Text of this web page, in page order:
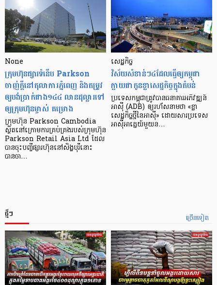
None
ក្រុមហ៊ុនផ្សារទំនើប Parkson
ចាញ់ក្ដីនៅតុលាការភ្នំពេញ និងតម្រូវ
ឲ្យបង់ប្រាក់ជាង១៤៤ លានដុល្លារទៅ
ឲ្យក្រុមហ៊ុនម្ចាស់ គម្រោង
ក្រុមហ៊ុន Parkson Cambodia
ស្ថិតនៅក្រោមការគ្រប់គ្រងរបស់ក្រុមហ៊ុន
Parkson Retail Asia Ltd ដែល
បានចុះបញ្ចីផ្សារហ៊ុននៅសិង្ហបុរីនោះ
បានចា…
សេដ្ឋកិច្ច​
វិស័យ​សំខាន់ៗ​៤​ដែល​ធ្វើ​ឲ្យ​កម្ពុជា​
ក្លាយ​ជា​កូន​ខ្លា​សេដ្ឋកិច្ច​ក្នុង​តំបន់
ប្រទេស​កម្ពុជា​ត្រូវ​បាន​ធនាគារ​អភិវឌ្ឍន៍​
អាស៊ី (ADB) ឲ្យ​រហ័ស​នាមថា «ខ្លា​
សេដ្ឋកិច្ច​ថ្មី​នៃ​អាស៊ី» ដោយសារ​ប្រទេស​
អាស៊ី​អាគ្នេយ៍​មួយ​ន…
ច្រើនទៀត
ថ្មីៗ